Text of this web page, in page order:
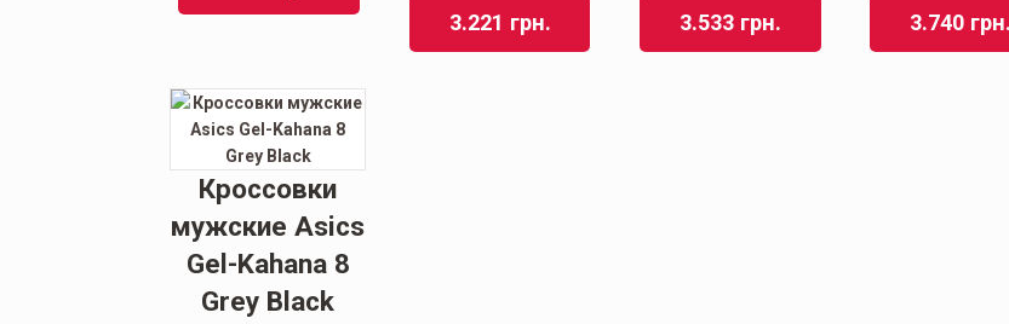
3.221 грн. 3.533 грн. 3.740 грн.
Кроссовки
мужские Asics
Gel-Kahana 8
Grey Black